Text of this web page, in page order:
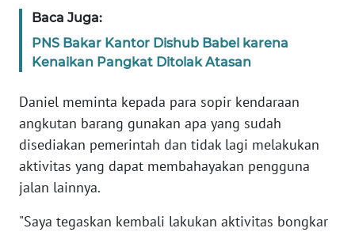
Baca Juga:
PNS Bakar Kantor Dishub Babel karena
Kenaikan Pangkat Ditolak Atasan
Daniel meminta kepada para sopir kendaraan
angkutan barang gunakan apa yang sudah
disediakan pemerintah dan tidak lagi melakukan
aktivitas yang dapat membahayakan pengguna
jalan lainnya.
"Saya tegaskan kembali lakukan aktivitas bongkar
SERAMBI
WN
WN
SULTRA